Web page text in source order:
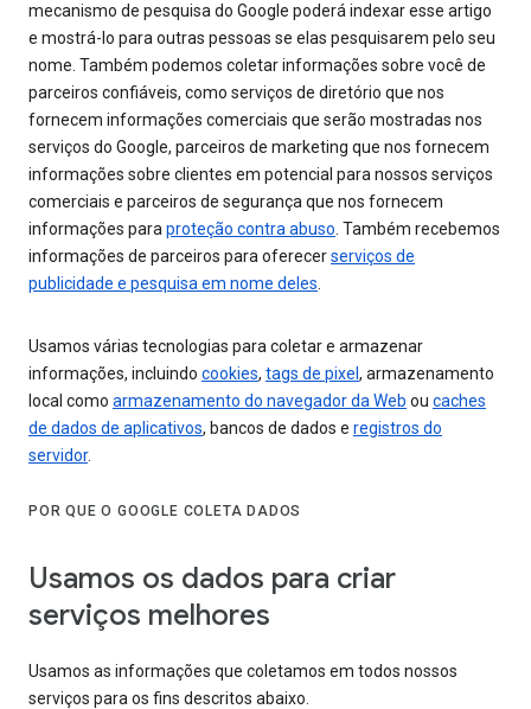
mecanismo de pesquisa do Google poderá indexar esse artigo
e mostrá-lo para outras pessoas se elas pesquisarem pelo seu
nome. Também podemos coletar informações sobre você de
parceiros confiáveis, como serviços de diretório que nos
fornecem informações comerciais que serão mostradas nos
serviços do Google, parceiros de marketing que nos fornecem
informações sobre clientes em potencial para nossos serviços
comerciais e parceiros de segurança que nos fornecem
informações paraproteção contra abuso. Também recebemos
informações de parceiros para oferecerserviços de
publicidade e pesquisa em nome deles.
Usamos várias tecnologias para coletar e armazenar
informações, incluindo cookies, tags de pixel , armazenamento
local como armazenamento do navegador da Web ou caches
de dados de aplicativos, bancos de dados e registros do
servidor.
POR QUE O GOOGLE COLETA DADOS
Usamos os dados para criar
serviços melhores
Usamos as informações que coletamos em todos nossos
serviços para os fins descritos abaixo.